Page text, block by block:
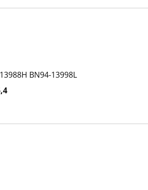
BN94-13998L